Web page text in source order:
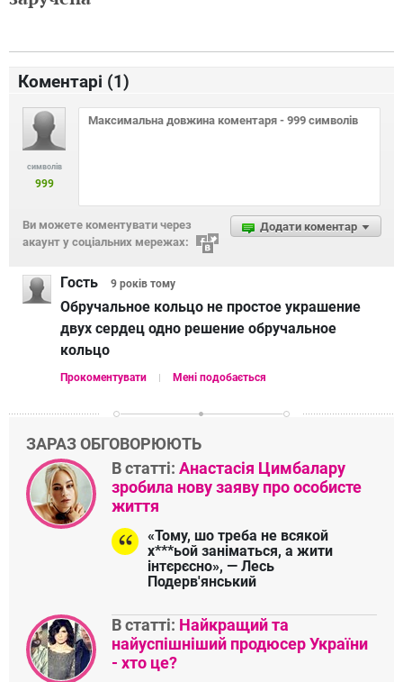
Коментарі (1)
символів
999
Додати коментар
Ви можете коментувати через
акаунт у соціальних мережах:
Гость 9 років тому
Обручальное кольцо не простое украшение
двух сердец одно решение обручальное
кольцо
Прокоментувати Мені подобається
ЗАРАЗ ОБГОВОРЮЮТЬ
В статті: Анастасія Цимбалару
зробила нову заяву про особисте
життя
«Тому, шо треба не всякой
х***ьой заніматься, а жити
інтєрєсно», — Лесь
Подерв'янський
В статті: Найкращий та
найуспішніший продюсер України
- хто це?